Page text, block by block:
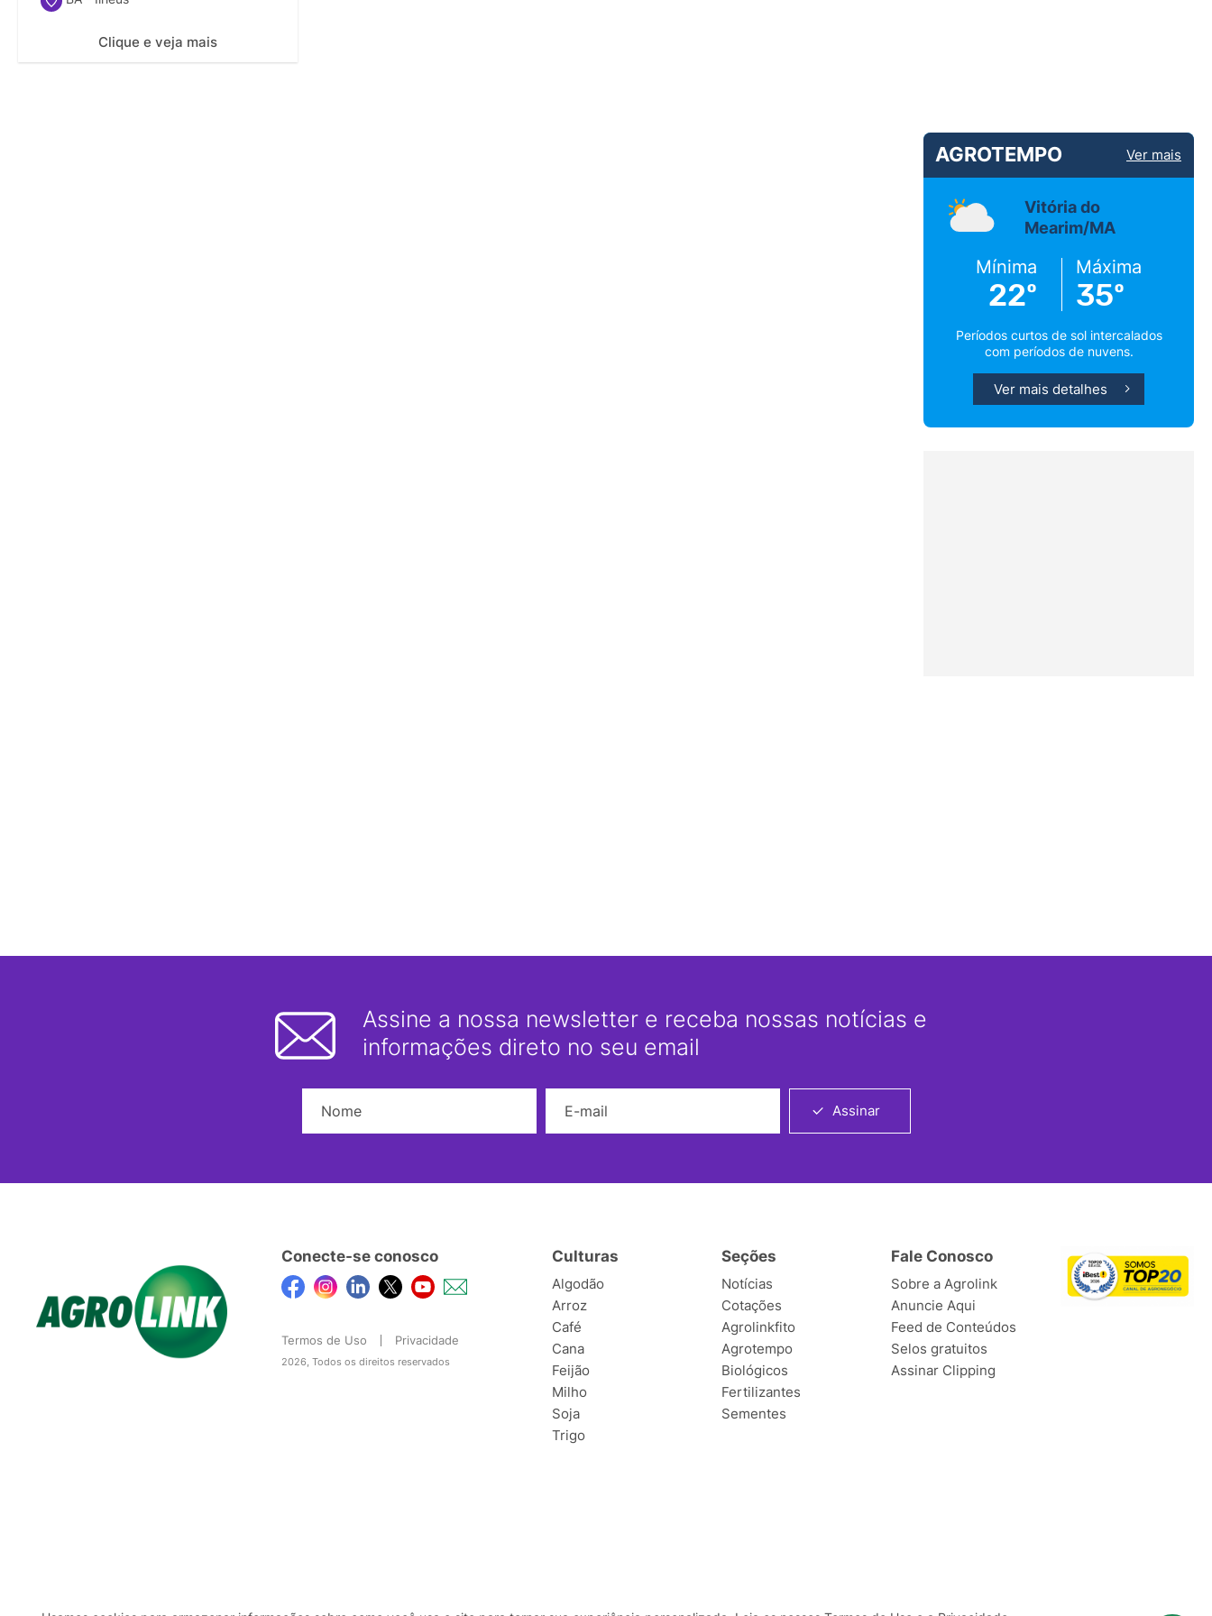
Clique e veja mais
AGROTEMPO Ver mais
Vitória do
Mearim/MA
Mínima
22º
Máxima
35º
Períodos curtos de sol intercalados
com períodos de nuvens.
Ver mais detalhes
Assine a nossa newsletter e receba nossas notícias e
informações direto no seu email
Assinar
Conecte-se conosco
Termos de Uso Privacidade
2026, Todos os direitos reservados
Culturas
Algodão
Arroz
Café
Cana
Feijão
Milho
Soja
Trigo
Seções
Notícias
Cotações
Agrolinkfito
Agrotempo
Biológicos
Fertilizantes
Sementes
Fale Conosco
Sobre a Agrolink
Anuncie Aqui
Feed de Conteúdos
Selos gratuitos
Assinar Clipping